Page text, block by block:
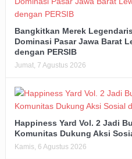
Bangkitkan Merek
Dominasi Pasar Jawa Barat
dengan PERSIB
Jumat, 7 Agustus 2026
Happiness Yard Vol. 2 Jadi
Komunitas Dukung Aksi
Kamis, 6 Agustus 2026